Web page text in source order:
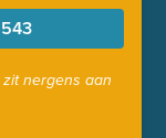
nergens aan